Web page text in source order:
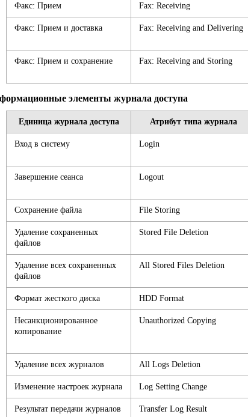
Факс: Прием Fax: Receiving
Факс: Прием и доставка Fax: Receiving and Delivering
Факс: Прием и сохранение Fax: Receiving and Storing
элементы журнала доступа
Единица журнала доступа Атрибут типа журнала
Вход в систему Login
Завершение сеанса Logout
Сохранение файла File Storing
Удаление сохраненных
файлов
Stored File Deletion
Удаление всех сохраненных
файлов
All Stored Files Deletion
Формат жесткого диска HDD Format
Несанкционированное
копирование
Unauthorized Copying
Удаление всех журналов All Logs Deletion
Изменение настроек журнала Log Setting Change
Результат передачи журналов Transfer Log Result